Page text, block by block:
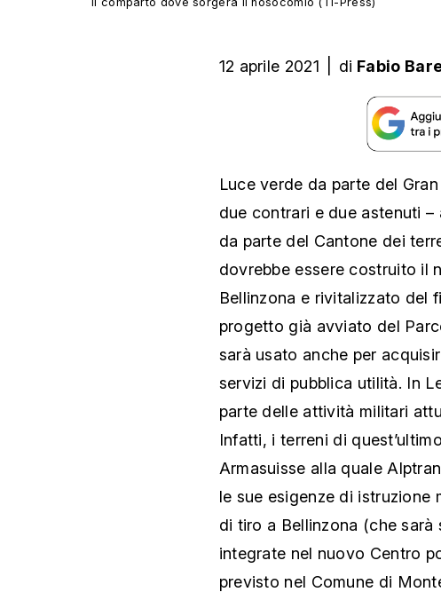
12 aprile 2021 di Fabio
Luce verde da parte del
due contrari e due astenuti –
da parte del Cantone dei
dovrebbe essere costruito il
Bellinzona e rivitalizzato del
progetto già avviato del
sarà usato anche per
servizi di pubblica utilità. In
parte delle attività militari
Infatti, i terreni di
Armasuisse alla quale
le sue esigenze di istruzione
di tiro a Bellinzona (che
integrate nel nuovo Centro
previsto nel Comune di